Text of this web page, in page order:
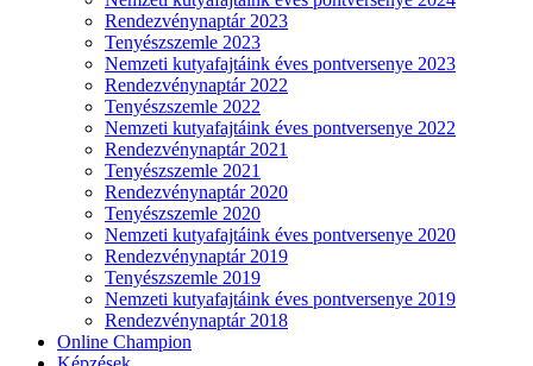
Rendezvénynaptár 2023
Tenyészszemle 2023
Nemzeti kutyafajtáink éves pontversenye 2023
Rendezvénynaptár 2022
Tenyészszemle 2022
Nemzeti kutyafajtáink éves pontversenye 2022
Rendezvénynaptár 2021
Tenyészszemle 2021
Rendezvénynaptár 2020
Tenyészszemle 2020
Nemzeti kutyafajtáink éves pontversenye 2020
Rendezvénynaptár 2019
Tenyészszemle 2019
Nemzeti kutyafajtáink éves pontversenye 2019
Rendezvénynaptár 2018
Online Champion